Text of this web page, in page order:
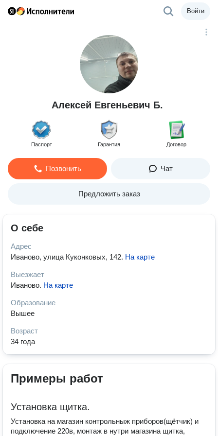
Войти
Алексей Евгеньевич Б.
Паспорт Гарантия Договор
Позвонить Чат
Предложить заказ
О себе
Адрес
Иваново, улица Куконковых, 142. На карте
Выезжает
Иваново. На карте
Образование
Вышее
Возраст
34 года
Примеры работ
Установка щитка.
Установка на магазин контрольныж приборов(щётчик) и
подключение 220в, монтаж в нутри магазина щитка,